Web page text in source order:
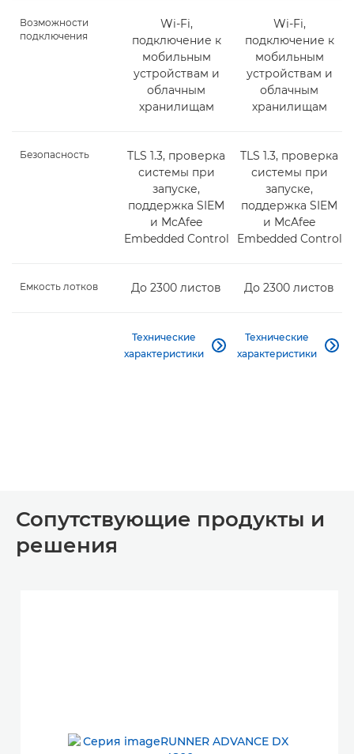
Возможности
подключения
Wi-Fi,
подключение к
мобильным
устройствам и
облачным
хранилищам
Wi-Fi,
подключение к
мобильным
устройствам и
облачным
хранилищам
Безопасность
TLS 1.3, проверка
системы при
запуске,
поддержка SIEM
и McAfee
Embedded Control
TLS 1.3, проверка
системы при
запуске,
поддержка SIEM
и McAfee
Embedded Control
Емкость лотков До 2300 листов До 2300 листов
Технические
характеристики

Технические
характеристики

Сопутствующие продукты и
решения